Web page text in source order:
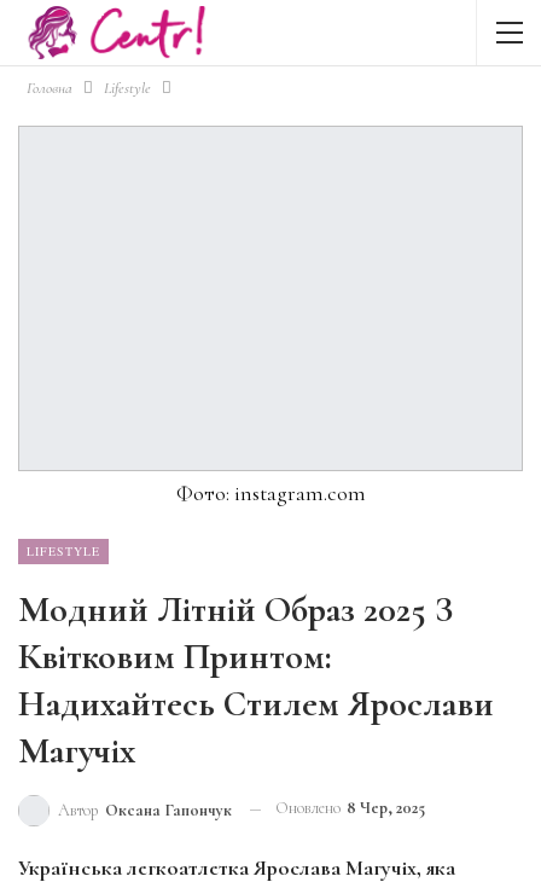
Головна Lifestyle
Фото: instagram.com
LIFESTYLE
Модний Літній Образ 2025 З
Квітковим Принтом:
Надихайтесь Стилем Ярослави
Магучіх
Автор Оксана Гапончук Оновлено 8 Чер, 2025
Українська легкоатлетка Ярослава Магучіх, яка